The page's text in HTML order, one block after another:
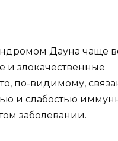
Дауна чаще
злокачественные
по-видимому,
и слабостью
заболевании.